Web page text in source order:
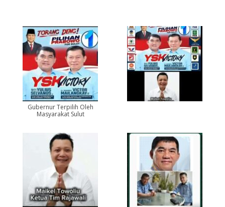
Gubernur Terpilih Oleh
Masyarakat Sulut